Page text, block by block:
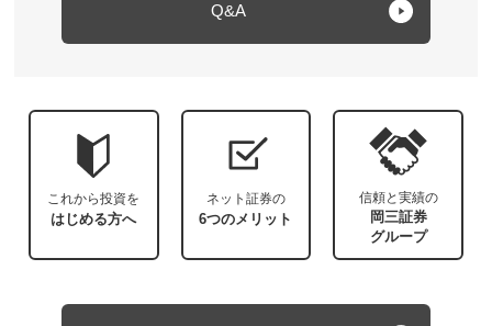
Q&A
これから投資を
はじめる方へ
ネット証券の
6つのメリット
信頼と実績の
岡三証券
グループ